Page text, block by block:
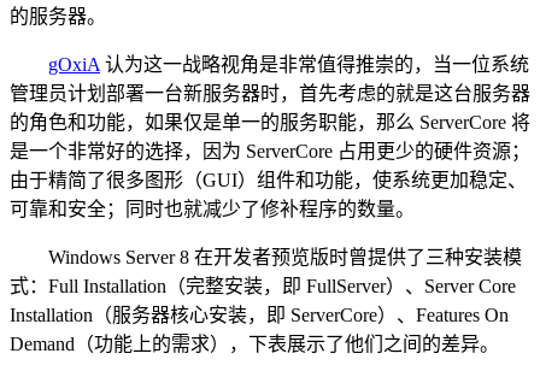
的服务器。
gOxiA认为这一战略视角是非常值得推崇的，当一位系统
管理员计划部署一台新服务器时，首先考虑的就是这台服务器
的角色和功能，如果仅是单一的服务职能，那么 ServerCore 将
是一个非常好的选择，因为 ServerCore 占用更少的硬件资源；
由于精简了很多图形（GUI）组件和功能，使系统更加稳定、
可靠和安全；同时也就减少了修补程序的数量。
Windows Server 8 在开发者预览版时曾提供了三种安装模
式：Full Installation（完整安装，即 FullServer）、Server Core
Installation（服务器核心安装，即 ServerCore）、Features On
Demand（功能上的需求），下表展示了他们之间的差异。